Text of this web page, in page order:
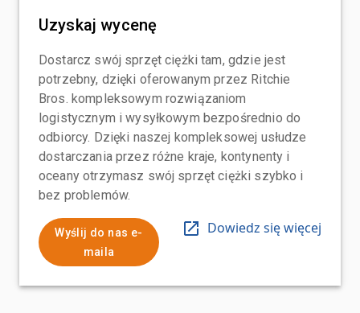
Uzyskaj wycenę
Dostarcz swój sprzęt ciężki tam, gdzie jest
potrzebny, dzięki oferowanym przez Ritchie
Bros. kompleksowym rozwiązaniom
logistycznym i wysyłkowym bezpośrednio do
odbiorcy. Dzięki naszej kompleksowej usłudze
dostarczania przez różne kraje, kontynenty i
oceany otrzymasz swój sprzęt ciężki szybko i
bez problemów.
Wyślij do nas e-
maila
Dowiedz się więcej